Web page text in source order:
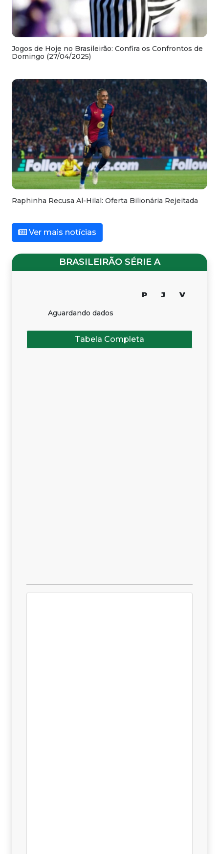
Jogos de Hoje no Brasileirão: Confira os Confrontos de
Domingo (27/04/2025)
Raphinha Recusa Al-Hilal: Oferta Bilionária Rejeitada
Ver mais notícias
BRASILEIRÃO SÉRIE A
P J V
Aguardando dados
Tabela Completa